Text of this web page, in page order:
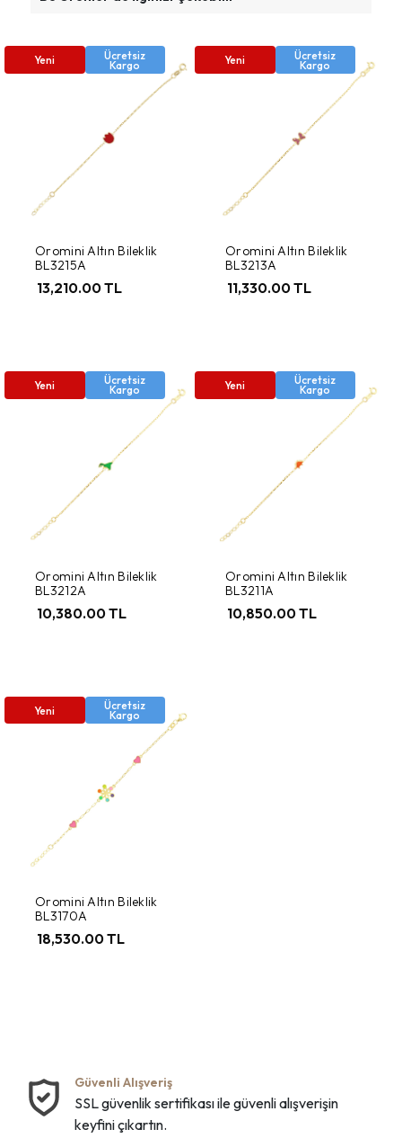
Yeni Ücretsiz
Kargo
Oromini Altın Bileklik
BL3215A
13,210.00 TL
Yeni Ücretsiz
Kargo
Oromini Altın Bileklik
BL3213A
11,330.00 TL
Yeni Ücretsiz
Kargo
Oromini Altın Bileklik
BL3212A
10,380.00 TL
Yeni Ücretsiz
Kargo
Oromini Altın Bileklik
BL3211A
10,850.00 TL
Yeni Ücretsiz
Kargo
Oromini Altın Bileklik
BL3170A
18,530.00 TL
Güvenli Alışveriş
SSL güvenlik sertifikası ile güvenli alışverişin
keyfini çıkartın.